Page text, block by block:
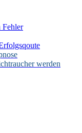
Fehler
werden